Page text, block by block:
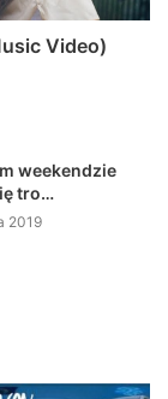
Video)
weekendzie
tro…
2019